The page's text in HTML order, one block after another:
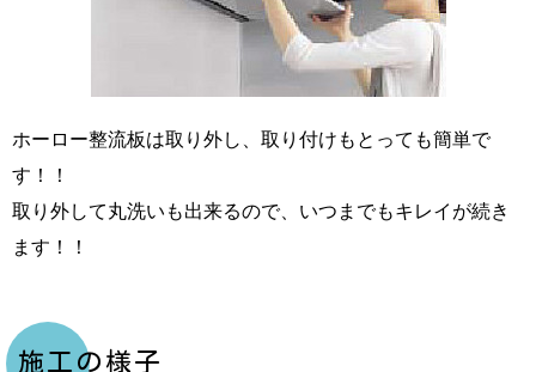
ホーロー整流板は取り外し、取り付けもとっても簡単で
す！！
取り外して丸洗いも出来るので、いつまでもキレイが続き
ます！！
施工の様子